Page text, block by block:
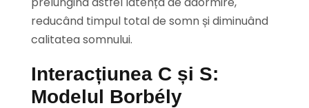
reducând timpul total de somn și diminuând
calitatea somnului.
Interacțiunea C și S:
Modelul Borbély